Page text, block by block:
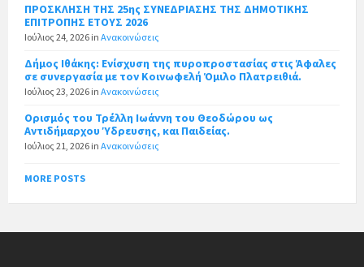
ΠΡΟΣΚΛΗΣΗ ΤΗΣ 25ης ΣΥΝΕΔΡΙΑΣΗΣ ΤΗΣ ΔΗΜΟΤΙΚΗΣ
ΕΠΙΤΡΟΠΗΣ ΕΤΟΥΣ 2026
Ιούλιος 24, 2026 in Ανακοινώσεις
Δήμος Ιθάκης: Ενίσχυση της πυροπροστασίας στις Άφαλες
σε συνεργασία με τον Κοινωφελή Όμιλο Πλατρειθιά.
Ιούλιος 23, 2026 in Ανακοινώσεις
Ορισμός του Τρέλλη Ιωάννη του Θεοδώρου ως
Αντιδήμαρχου Ύδρευσης, και Παιδείας.
Ιούλιος 21, 2026 in Ανακοινώσεις
MORE POSTS